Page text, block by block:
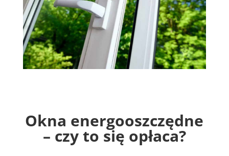
Okna energooszczędne
– czy to się opłaca?